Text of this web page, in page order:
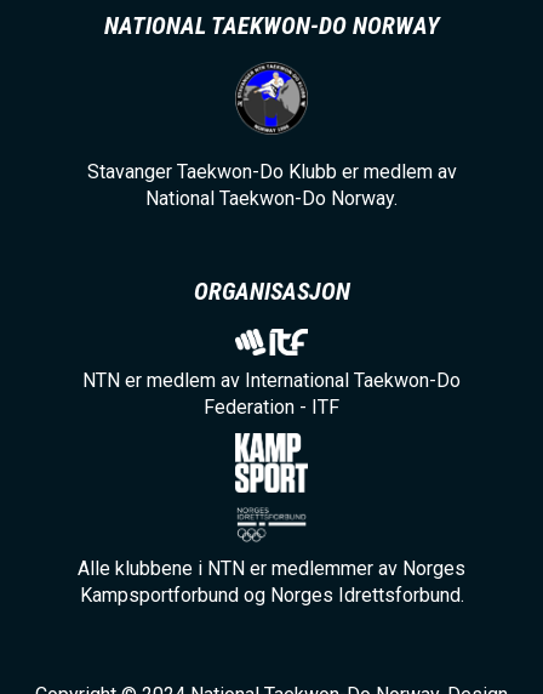
NATIONAL TAEKWON-DO NORWAY
Stavanger Taekwon-Do Klubb er medlem av
National Taekwon-Do Norway.
ORGANISASJON
NTN er medlem av International Taekwon-Do
Federation - ITF
Alle klubbene i NTN er medlemmer av Norges
Kampsportforbund og Norges Idrettsforbund.